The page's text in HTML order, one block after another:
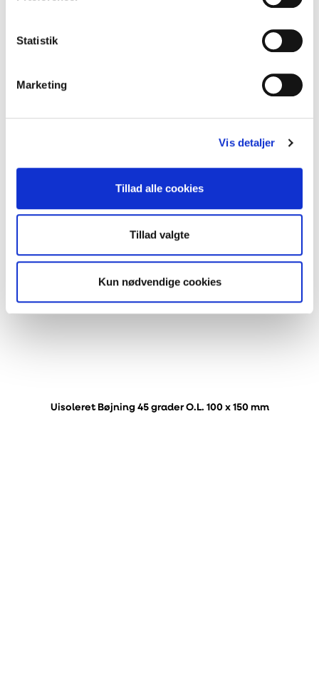
Statistik
Marketing
Vis detaljer
Tillad alle cookies
Tillad valgte
Kun nødvendige cookies
Uisoleret Bøjning 45 grader O.K. 100 x 150 mm
Uisoleret Bøjning 45 grader O.L. 100 x 150 mm